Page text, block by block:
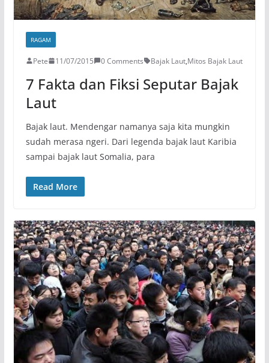
RAGAM
Pete 11/07/2015 0 Comments Bajak Laut,Mitos Bajak Laut
7 Fakta dan Fiksi Seputar Bajak
Laut
Bajak laut. Mendengar namanya saja kita mungkin
sudah merasa ngeri. Dari legenda bajak laut Karibia
sampai bajak laut Somalia, para
Read More